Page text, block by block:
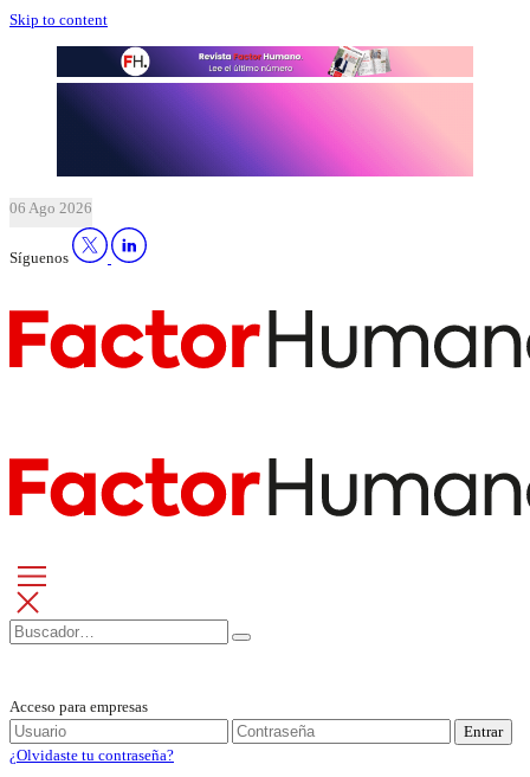
Skip to content
06 Ago 2026
Síguenos
Acceso para empresas
Entrar
¿Olvidaste tu contraseña?